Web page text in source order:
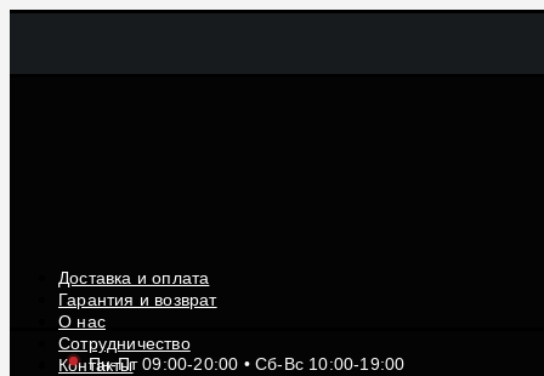
Доставка и оплата
Гарантия и возврат
О нас
Сотрудничество
Контакты
Пн-Пт 09:00-20:00 • Сб-Вс 10:00-19:00